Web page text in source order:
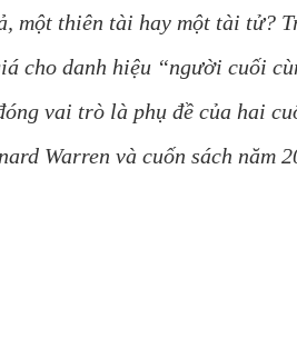
một thiên tài hay một tài tử?
cho danh hiệu “người cuối
vai trò là phụ đề của hai
Warren và cuốn sách năm